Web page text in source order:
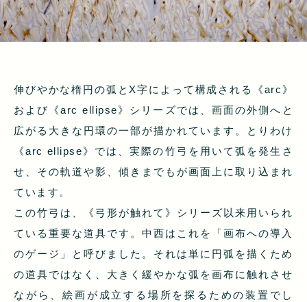
伸びやかな楕円の弧とX字によって構成される《arc》
および《arc ellipse》シリーズでは、画面の外側へと
広がる大きな円環の一部が描かれています。とりわけ
《arc ellipse》では、実際の竹弓を用いて弧を発生さ
せ、その軌道や影、傾きまでもが画面上に取り込まれ
ています。
この竹弓は、《弓形が触れて》シリーズ以来用いられ
ている重要な道具です。中西はこれを「画布への導入
のゲージ」と呼びました。それは単に円弧を描くため
の道具ではなく、大きく緩やかな弧を画布に触れさせ
ながら、絵画が成立する場所を探るための装置でし